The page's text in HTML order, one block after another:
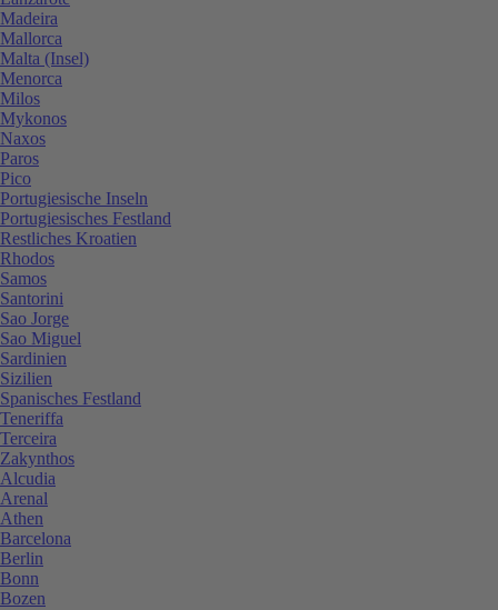
Madeira
Mallorca
Malta (Insel)
Menorca
Milos
Mykonos
Naxos
Paros
Pico
Portugiesische Inseln
Portugiesisches Festland
Restliches Kroatien
Rhodos
Samos
Santorini
Sao Jorge
Sao Miguel
Sardinien
Sizilien
Spanisches Festland
Teneriffa
Terceira
Zakynthos
Alcudia
Arenal
Athen
Barcelona
Berlin
Bonn
Bozen